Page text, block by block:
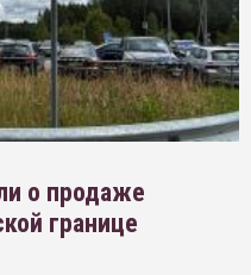
о продаже
границе